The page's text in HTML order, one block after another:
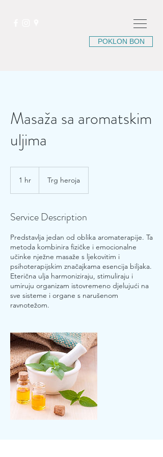
POKLON BON
Masaža sa aromatskim
uljima
1 hr Trg heroja
Service Description
Predstavlja jedan od oblika aromaterapije. Ta
metoda kombinira fizičke i emocionalne
učinke nježne masaže s ljekovitim i
psihoterapijskim značajkama esencija biljaka.
Eterična ulja harmoniziraju, stimuliraju i
umiruju organizam istovremeno djelujući na
sve sisteme i organe s narušenom
ravnotežom.